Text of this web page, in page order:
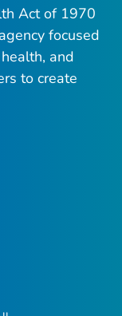
Act of 1970
focused
and
to create